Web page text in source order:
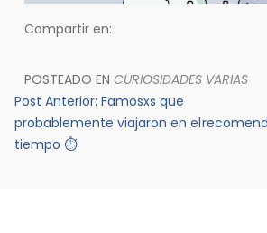
Compartir en:
POSTEADO EN CURIOSIDADES VARIAS
Navegación
de
entradas
Post Anterior: Famosxs que
probablemente viajaron en el
tiempo ⏱